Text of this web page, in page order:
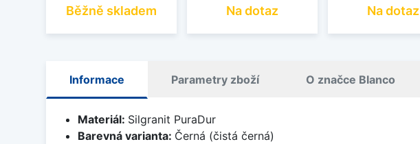
Běžně skladem Na dotaz Na dotaz
Informace Parametry zboží O značce Blanco
Materiál: Silgranit PuraDur
Barevná varianta: Černá (čistá černá)